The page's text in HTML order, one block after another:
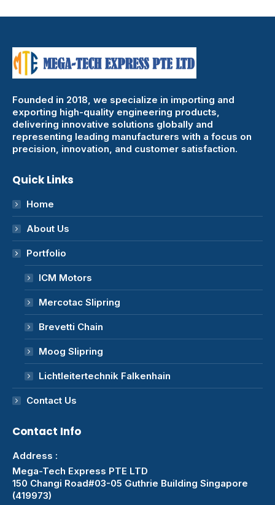
Founded in 2018, we specialize in importing and
exporting high-quality engineering products,
delivering innovative solutions globally and
representing leading manufacturers with a focus on
precision, innovation, and customer satisfaction.
Quick Links
Home
About Us
Portfolio
ICM Motors
Mercotac Slipring
Brevetti Chain
Moog Slipring
Lichtleitertechnik Falkenhain
Contact Us
Contact Info
Address :
Mega-Tech Express PTE LTD
150 Changi Road#03-05 Guthrie Building Singapore
(419973)